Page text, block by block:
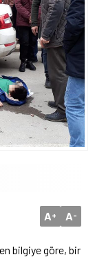
A+ A-
bilgiye göre, bir